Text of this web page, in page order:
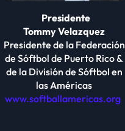
Presidente
Tommy Velazquez
Presidente de la Federación
de Sóftbol de Puerto Rico &
de la División de Sóftbol en
las Américas
www.softballamericas.org